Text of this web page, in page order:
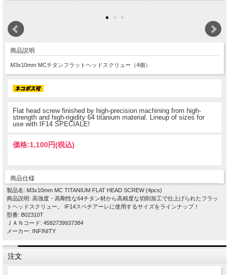
商品説明
M3x10mm MCチタンフラットヘッドスクリュー（4個）
Flat head screw finished by high-precision machining from high-
strength and high-rigidity 64 titanium material. Lineup of sizes for
use with IF14 SPECIALE!
価格:1,100円(税込)
商品仕様
製品名: M3x10mm MC TITANIUM FLAT HEAD SCREW (4pcs)
商品説明: 高強度・高剛性な64チタン材から高精度な切削加工で仕上げられたフラッ
トヘッドスクリュー。 IF14スペチアーレに使用するサイズをラインナップ！
型番: B02310T
ＪＡＮコード: 4582739937384
メーカー: INFINITY
注文